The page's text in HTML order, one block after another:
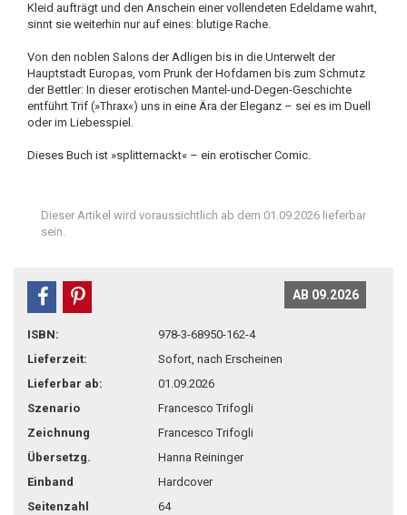
Kleid aufträgt und den Anschein einer vollendeten Edeldame wahrt,
sinnt sie weiterhin nur auf eines: blutige Rache.
Von den noblen Salons der Adligen bis in die Unterwelt der
Hauptstadt Europas, vom Prunk der Hofdamen bis zum Schmutz
der Bettler: In dieser erotischen Mantel-und-Degen-Geschichte
entführt Trif (»Thrax«) uns in eine Ära der Eleganz – sei es im Duell
oder im Liebesspiel.
Dieses Buch ist »splitternackt« – ein erotischer Comic.
Dieser Artikel wird voraussichtlich ab dem 01.09.2026 lieferbar
sein.
AB 09.2026
teilen
ISBN:
978-3-68950-162-4
Lieferzeit:
Sofort, nach Erscheinen
Lieferbar ab:
01.09.2026
Szenario
Francesco Trifogli
Zeichnung
Francesco Trifogli
Übersetzg.
Hanna Reininger
Einband
Hardcover
Seitenzahl
64